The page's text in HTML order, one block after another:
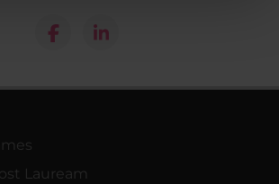
che hai fornito loro o che hanno
Lauream